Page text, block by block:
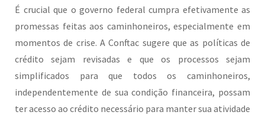
É crucial que o governo federal cumpra efetivamente as
promessas feitas aos caminhoneiros, especialmente em
momentos de crise. A Conftac sugere que as políticas de
crédito sejam revisadas e que os processos sejam
simplificados para que todos os caminhoneiros,
independentemente de sua condição financeira, possam
ter acesso ao crédito necessário para manter sua atividade